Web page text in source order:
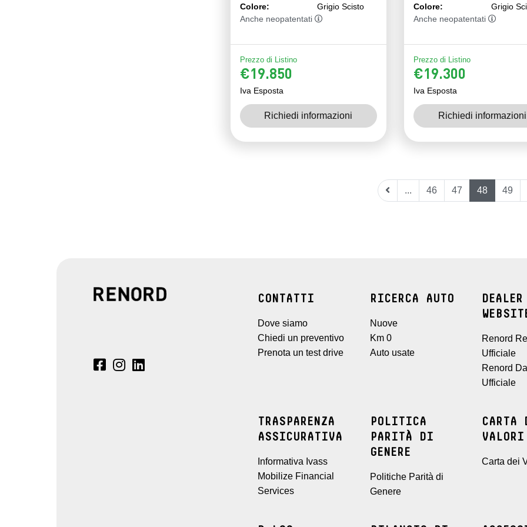
Colore:
Grigio Scisto
Anche neopatentati
Prezzo di Listino
€19.850
Iva Esposta
Richiedi informazioni
Colore:
Grigio
Anche neopatentati
Prezzo di Listino
€19.300
Iva Esposta
Richiedi informazioni
... 46 47 48 49
CONTATTI
Dove siamo
Chiedi un preventivo
Prenota un test drive
RICERCA AUTO
Nuove
Km 0
Auto usate
DEALER
Renord
Ufficiale
Renord
Ufficiale
TRASPARENZA
ASSICURATIVA
Informativa Ivass
Mobilize Financial
Services
POLITICA
PARITÀ DI
GENERE
Politiche Parità di
Genere
CARTA
VALORI
Carta dei